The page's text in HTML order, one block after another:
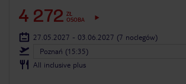
4 272 ZŁ
OSOBA
27.05.2027 - 03.06.2027 (7 noclegów)
Poznań (15:35)
All inclusive plus